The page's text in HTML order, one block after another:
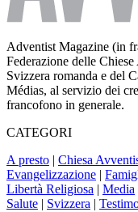
Adventist Magazine (in
Federazione delle
Svizzera romanda e del
Médias, al servizio dei
francofono in generale.
CATEGORI
A presto | Chiesa
Evangelizzazione |
Libertà Religiosa | Media
Salute | Svizzera |